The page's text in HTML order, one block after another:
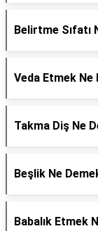
Belirtme Sıfatı
Veda Etmek Ne
Takma Diş Ne
Beşlik Ne
Babalık Etmek